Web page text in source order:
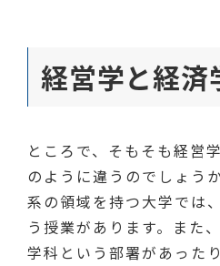
経営学と経済
ところで、そもそも経営
のように違うのでしょう
系の領域を持つ大学では
う授業があります。また
学科という部署があった